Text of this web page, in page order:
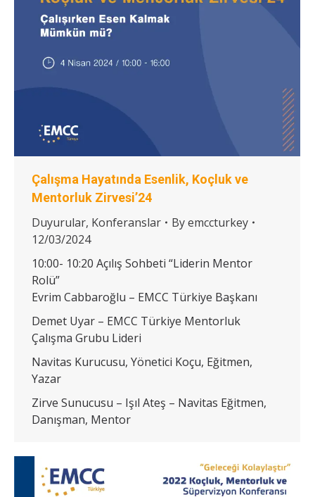
Çalışma Hayatında Esenlik, Koçluk ve
Mentorluk Zirvesi’24
Duyurular, Konferanslar Byemccturkey
12/03/2024
10:00- 10:20 Açılış Sohbeti “Liderin Mentor
Rolü”
Evrim Cabbaroğlu – EMCC Türkiye Başkanı
Demet Uyar – EMCC Türkiye Mentorluk
Çalışma Grubu Lideri
Navitas Kurucusu, Yönetici Koçu, Eğitmen,
Yazar
Zirve Sunucusu – Işıl Ateş – Navitas Eğitmen,
Danışman, Mentor